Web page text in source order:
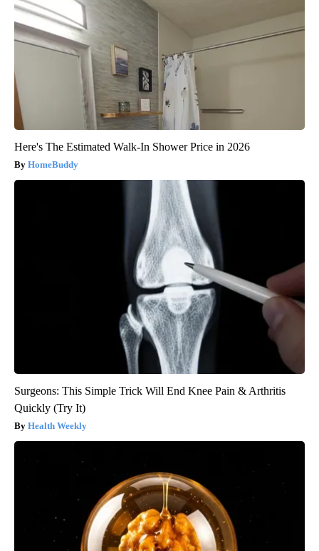
Here's The Estimated Walk-In Shower Price in 2026
HomeBuddy
Surgeons: This Simple Trick Will End Knee Pain & Arthritis
Quickly (Try It)
Health Weekly